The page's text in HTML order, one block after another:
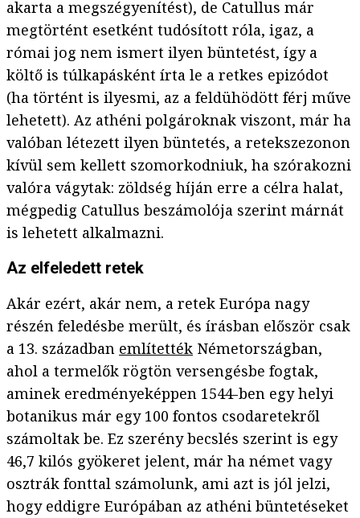
akarta a megszégyenítést), de Catullus már
megtörtént esetként tudósított róla, igaz, a
római jog nem ismert ilyen büntetést, így a
költő is túlkapásként írta le a retkes epizódot
(ha történt is ilyesmi, az a feldühödött férj műve
lehetett). Az athéni polgároknak viszont, már ha
valóban létezett ilyen büntetés, a retekszezonon
kívül sem kellett szomorkodniuk, ha szórakozni
valóra vágytak: zöldség híján erre a célra halat,
mégpedig Catullus beszámolója szerint márnát
is lehetett alkalmazni.
Az elfeledett retek
Akár ezért, akár nem, a retek Európa nagy
részén feledésbe merült, és írásban először csak
a 13. században említették Németországban,
ahol a termelők rögtön versengésbe fogtak,
aminek eredményeképpen 1544-ben egy helyi
botanikus már egy 100 fontos csodaretekről
számoltak be. Ez szerény becslés szerint is egy
46,7 kilós gyökeret jelent, már ha német vagy
osztrák fonttal számolunk, ami azt is jól jelzi,
hogy eddigre Európában az athéni büntetéseket